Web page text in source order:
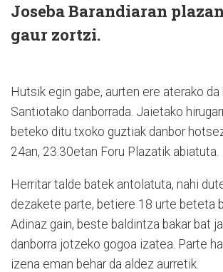
Joseba Barandiaran
gaur zortzi.
Hutsik egin gabe, aurten ere aterako da
Santiotako danborrada. Jaietako
beteko ditu txoko guztiak danbor
24an, 23:30etan Foru Plazatik abiatuta.
Herritar talde batek antolatuta, nahi
dezakete parte, betiere 18 urte beteta
Adinaz gain, beste baldintza bakar bat
danborra jotzeko gogoa izatea. Parte
izena eman behar da aldez aurretik.